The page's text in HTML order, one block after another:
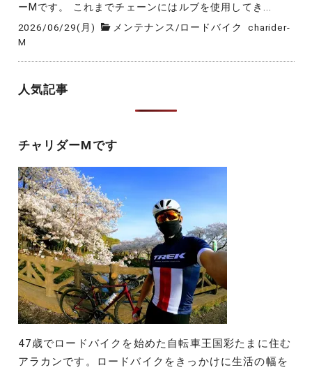
ーMです。 これまでチェーンにはルブを使用してき...
2026/06/29(月) メンテナンス /ロードバイク
charider-
M
人気記事
チャリダーMです
47歳でロードバイクを始めた自転車王国彩たまに住む
アラカンです。ロードバイクをきっかけに生活の幅を